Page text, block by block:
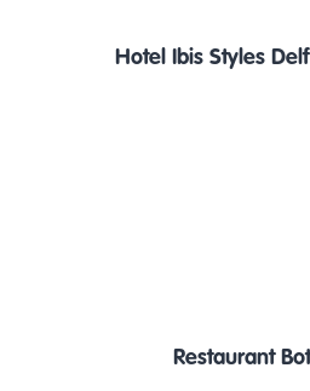
Hotel Ibis Styles
Restaurant